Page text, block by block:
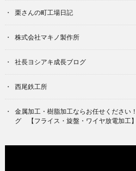
栗さんの町工場日記
株式会社マキノ製作所
社長ヨシアキ成長ブログ
西尾鉄工所
金属加工・樹脂加工ならお任せください
グ 【フライス・旋盤・ワイヤ放電加工】